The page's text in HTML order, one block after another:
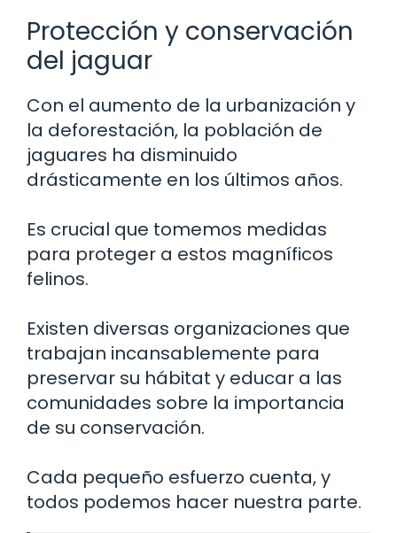
Protección y conservación
del jaguar
Con el aumento de la urbanización y
la deforestación, la población de
jaguares ha disminuido
drásticamente en los últimos años.
Es crucial que tomemos medidas
para proteger a estos magníficos
felinos.
Existen diversas organizaciones que
trabajan incansablemente para
preservar su hábitat y educar a las
comunidades sobre la importancia
de su conservación.
Cada pequeño esfuerzo cuenta, y
todos podemos hacer nuestra parte.